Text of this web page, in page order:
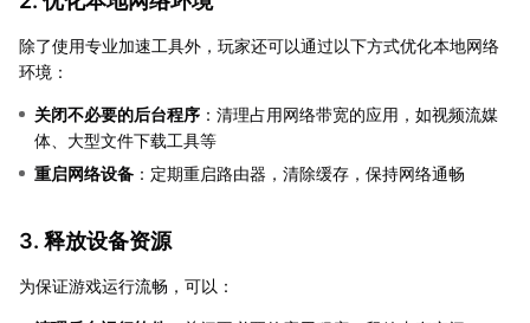
除了使用专业加速工具外，玩家还可以通过以下方式优化本地网络
环境：
关闭不必要的后台程序 ：清理占用网络带宽的应用，如视频流媒
体、大型文件下载工具等
重启网络设备 ：定期重启路由器，清除缓存，保持网络通畅
3. 释放设备资源
为保证游戏运行流畅，可以：